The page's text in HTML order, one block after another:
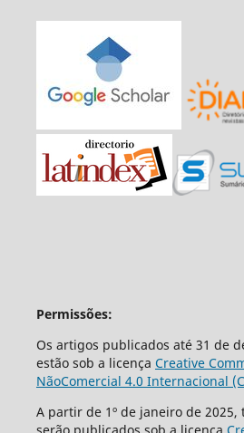
Permissões:
Os artigos publicados até 31 de
estão sob a licença Creative
NãoComercial 4.0 Internacional
A partir de 1º de janeiro de 2025,